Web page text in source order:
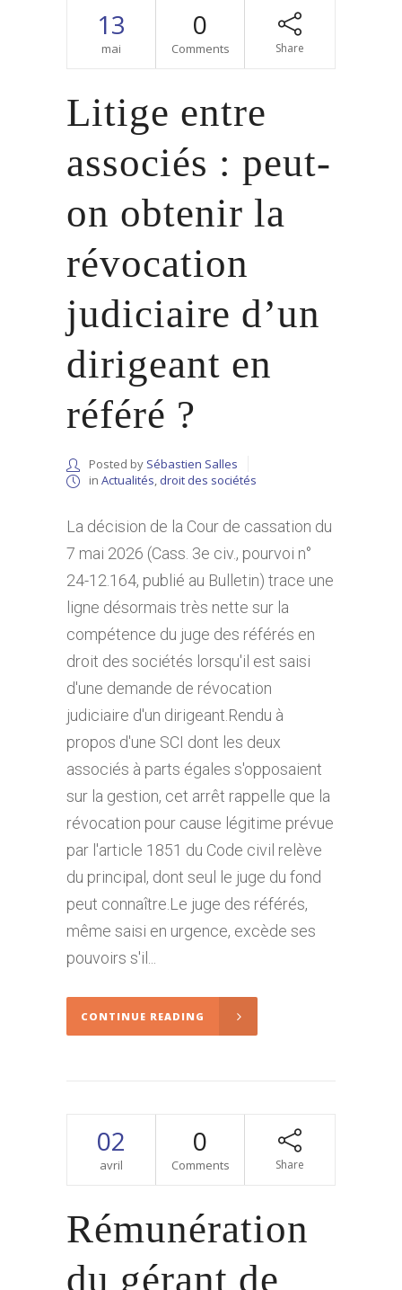
13
mai
0
Comments Share
Litige entre
associés : peut-
on obtenir la
révocation
judiciaire d’un
dirigeant en
référé ?
Posted by Sébastien Salles
in Actualités, droit des sociétés
La décision de la Cour de cassation du
7 mai 2026 (Cass. 3e civ., pourvoi n°
24-12.164, publié au Bulletin) trace une
ligne désormais très nette sur la
compétence du juge des référés en
droit des sociétés lorsqu'il est saisi
d'une demande de révocation
judiciaire d'un dirigeant.Rendu à
propos d'une SCI dont les deux
associés à parts égales s'opposaient
sur la gestion, cet arrêt rappelle que la
révocation pour cause légitime prévue
par l'article 1851 du Code civil relève
du principal, dont seul le juge du fond
peut connaître.Le juge des référés,
même saisi en urgence, excède ses
pouvoirs s'il...
CONTINUE READING
02
avril
0
Comments Share
Rémunération
du gérant de